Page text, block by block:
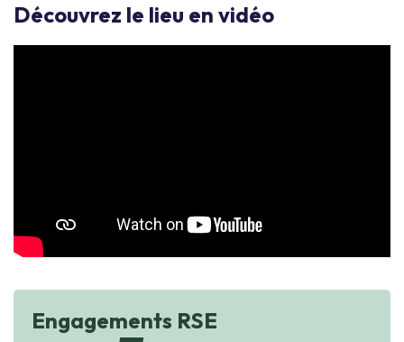
Découvrez le lieu en vidéo
Engagements RSE